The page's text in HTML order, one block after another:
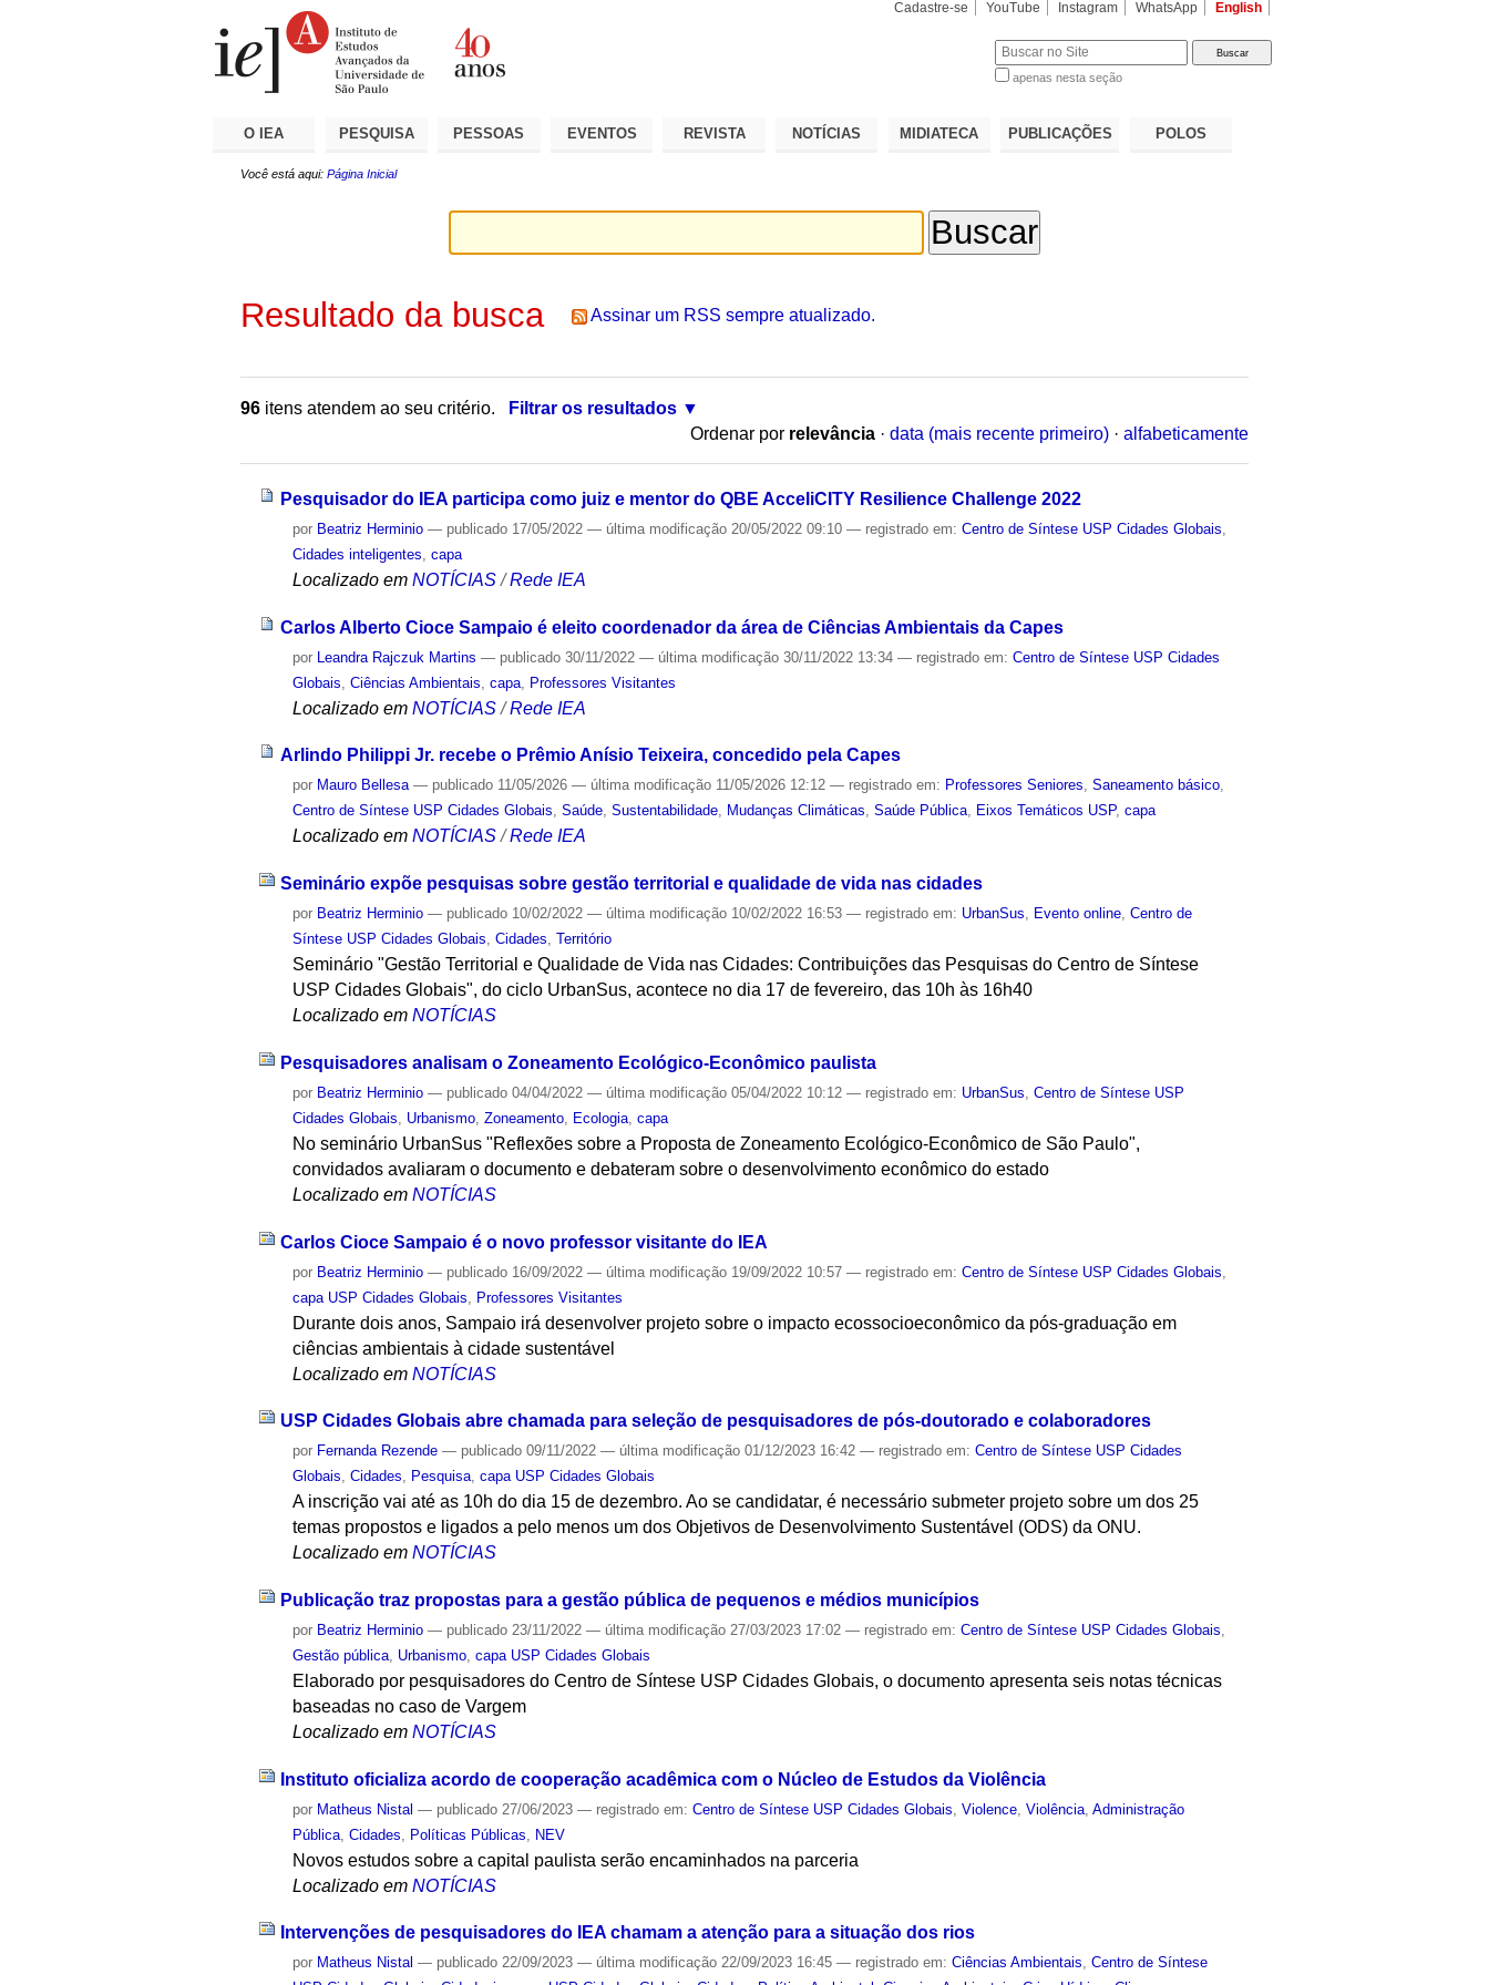
Cadastre-se YouTube Instagram WhatsApp English
apenas nesta seção
O IEA PESQUISA PESSOAS EVENTOS REVISTA NOTÍCIAS MIDIATECA PUBLICAÇÕES POLOS
Você está aqui: Página Inicial
Resultado da busca Assinar um RSS sempre atualizado.
96 itens atendem ao seu critério.
Filtrar os resultados
Ordenar por relevância · data (mais recente primeiro) · alfabeticamente
Pesquisador do IEA participa como juiz e mentor do QBE AcceliCITY Resilience Challenge 2022
por Beatriz Herminio — publicado 17/05/2022— última modificação 20/05/2022 09:10— registrado em:Centro de Síntese USP Cidades Globais
Cidades inteligentes ,capa
Localizado em NOTÍCIAS /Rede IEA
Carlos Alberto Cioce Sampaio é eleito coordenador da área de Ciências Ambientais da Capes
por Leandra Rajczuk Martins — publicado 30/11/2022— última modificação 30/11/2022 13:34— registrado em:Centro de Síntese USP Cidades
Globais ,Ciências Ambientais ,capa Professores Visitantes
Localizado em NOTÍCIAS /Rede IEA
Arlindo Philippi Jr. recebe o Prêmio Anísio Teixeira, concedido pela Capes
por Mauro Bellesa — publicado 11/05/2026— última modificação 11/05/2026 12:12— registrado em: Professores Seniores,Saneamento básico,
Centro de Síntese USP Cidades Globais,Saúde,Sustentabilidade, Mudanças Climáticas,Saúde Pública, Eixos Temáticos USP,capa
Localizado em NOTÍCIAS /Rede IEA
Seminário expõe pesquisas sobre gestão territorial e qualidade de vida nas cidades
por Beatriz Herminio — publicado 10/02/2022— última modificação 10/02/2022 16:53— registrado em: UrbanSus, Evento online,Centro de
Síntese USP Cidades Globais,Cidades,Território
Seminário "Gestão Territorial e Qualidade de Vida nas Cidades: Contribuições das Pesquisas do Centro de Síntese
USP Cidades Globais", do ciclo UrbanSus, acontece no dia 17 de fevereiro, das 10h às 16h40
Localizado em NOTÍCIAS
Pesquisadores analisam o Zoneamento Ecológico-Econômico paulista
por Beatriz Herminio — publicado 04/04/2022— última modificação 05/04/2022 10:12— registrado em: UrbanSus ,Centro de Síntese USP
Cidades Globais
Urbanismo ,Zoneamento Ecologia ,capa
No seminário UrbanSus "Reflexões sobre a Proposta de Zoneamento Ecológico-Econômico de São Paulo",
convidados avaliaram o documento e debateram sobre o desenvolvimento econômico do estado
Localizado em NOTÍCIAS
Carlos Cioce Sampaio é o novo professor visitante do IEA
por Beatriz Herminio — publicado 16/09/2022— última modificação 19/09/2022 10:57— registrado em:Centro de Síntese USP Cidades Globais
capa USP Cidades Globais
Professores Visitantes
Durante dois anos, Sampaio irá desenvolver projeto sobre o impacto ecossocioeconômico da pós-graduação em
ciências ambientais à cidade sustentável
Localizado em NOTÍCIAS
USP Cidades Globais abre chamada para seleção de pesquisadores de pós-doutorado e colaboradores
por Fernanda Rezende — publicado 09/11/2022— última modificação 01/12/2023 16:42— registrado em:Centro de Síntese USP Cidades
Globais,Cidades, Pesquisa,capa USP Cidades Globais
A inscrição vai até as 10h do dia 15 de dezembro. Ao se candidatar, é necessário submeter projeto sobre um dos 25
temas propostos e ligados a pelo menos um dos Objetivos de Desenvolvimento Sustentável (ODS) da ONU.
Localizado em NOTÍCIAS
Publicação traz propostas para a gestão pública de pequenos e médios municípios
por Beatriz Herminio — publicado 23/11/2022— última modificação 27/03/2023 17:02— registrado em:Centro de Síntese USP Cidades Globais
Gestão pública Urbanismo ,capa USP Cidades Globais
Elaborado por pesquisadores do Centro de Síntese USP Cidades Globais, o documento apresenta seis notas técnicas
baseadas no caso de Vargem
Localizado em NOTÍCIAS
Instituto oficializa acordo de cooperação acadêmica com o Núcleo de Estudos da Violência
por Matheus Nistal — publicado 27/06/2023— registrado em:Centro de Síntese USP Cidades Globais ,Violence ,Violência ,Administração
Pública ,Cidades Políticas Públicas NEV
Novos estudos sobre a capital paulista serão encaminhados na parceria
Localizado em NOTÍCIAS
Intervenções de pesquisadores do IEA chamam a atenção para a situação dos rios
por Matheus Nistal — publicado 22/09/2023— última modificação 22/09/2023 16:45— registrado em:Ciências Ambientais,Centro de Síntese